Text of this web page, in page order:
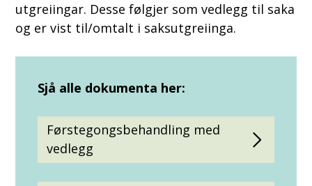
utgreiingar. Desse følgjer som vedlegg til saka
og er vist til/omtalt i saksutgreiinga.
Sjå alle dokumenta her:
Førstegongsbehandling med
vedlegg